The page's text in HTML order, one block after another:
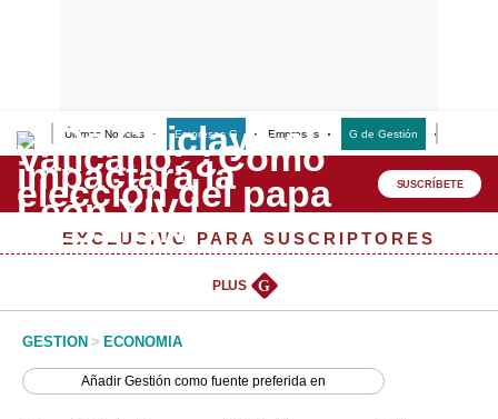
Últimas Noticias Empresas G Empresas G de Gestión
Lo último
Peru Quiosco
Management & Empleo
SUSCRÍBETE
EXCLUSIVO PARA SUSCRIPTORES
PLUS G
GESTION > ECONOMIA
AñadirGestión como fuente preferida en